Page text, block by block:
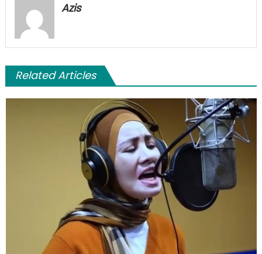
Azis
Related Articles